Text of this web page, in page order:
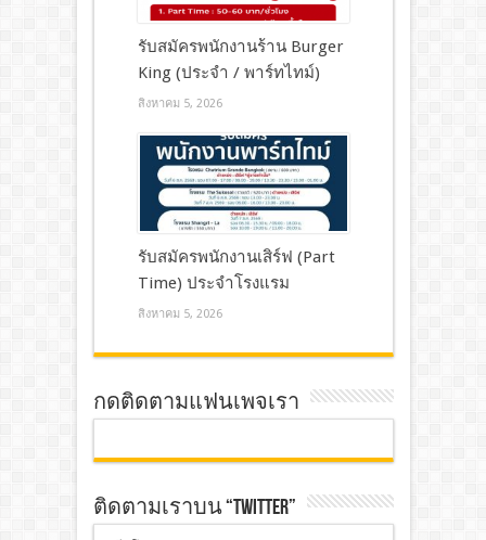
รับสมัครพนักงานร้าน Burger
King (ประจำ / พาร์ทไทม์)
สิงหาคม 5, 2026
รับสมัครพนักงานเสิร์ฟ (Part
Time) ประจำโรงแรม
สิงหาคม 5, 2026
กดติดตามแฟนเพจเรา
ติดตามเราบน “TWITTER”